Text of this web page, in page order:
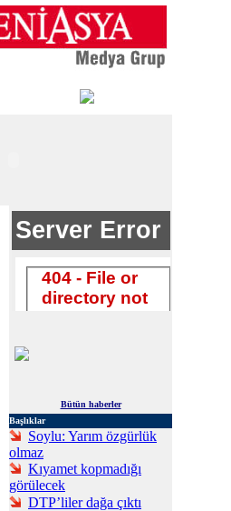
Bütün haberler
Başlıklar
Soylu: Yarım özgürlük
olmaz
Kıyamet kopmadığı
görülecek
DTP’liler dağa çıktı